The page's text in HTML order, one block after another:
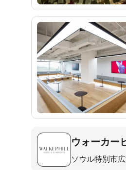
ウォーカー
ソウル特別市